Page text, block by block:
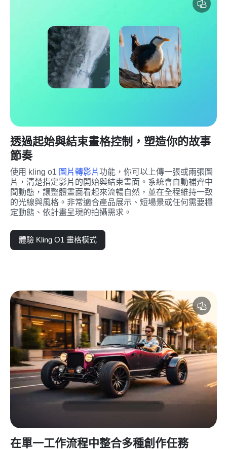
透過起始與結束畫格控制，塑造你的故事
節奏
使用 kling o1 圖片轉影片功能，你可以上傳一張或兩張圖
片，清楚指定影片的開始與結束畫面。系統會自動補齊中
間動態，讓整體畫面看起來流暢自然，並在全程維持一致
的光線與風格。非常適合產品展示、短場景或任何需要穩
定動態、依計畫呈現的拍攝需求。
體驗 Kling O1 畫格模式
在單一工作流程中整合多種創作任務